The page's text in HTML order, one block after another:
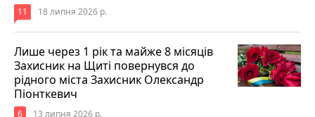
11 18 липня 2026 р.
Лише через 1 рік та майже 8 місяців
Захисник на Щиті повернувся до
рідного міста Захисник Олександр
Піонткевич
6 13 липня 2026 р.